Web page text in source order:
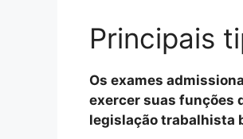
Principais
Os exames
exercer suas funções
legislação trabalhista